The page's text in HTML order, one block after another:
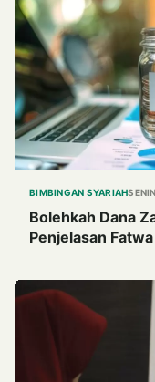
BIMBINGAN SYARIAH
Bolehkah Dana
Penjelasan